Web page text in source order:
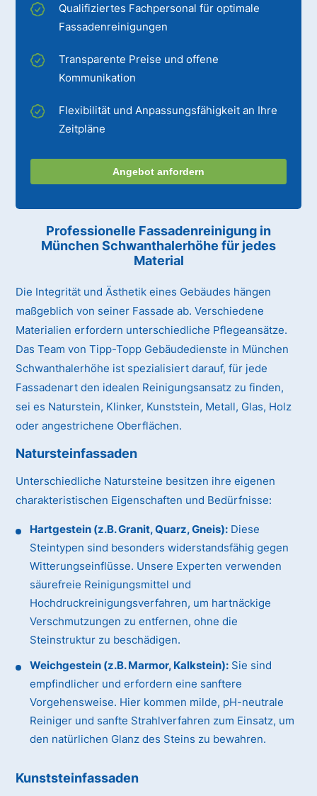
Qualifiziertes Fachpersonal für optimale
Fassadenreinigungen
Transparente Preise und offene
Kommunikation
Flexibilität und Anpassungsfähigkeit an Ihre
Zeitpläne
Angebot anfordern
Professionelle Fassadenreinigung in
München Schwanthalerhöhe für jedes
Material
Die Integrität und Ästhetik eines Gebäudes hängen
maßgeblich von seiner Fassade ab. Verschiedene
Materialien erfordern unterschiedliche Pflegeansätze.
Das Team von Tipp-Topp Gebäudedienste in München
Schwanthalerhöhe ist spezialisiert darauf, für jede
Fassadenart den idealen Reinigungsansatz zu finden,
sei es Naturstein, Klinker, Kunststein, Metall, Glas, Holz
oder angestrichene Oberflächen.
Natursteinfassaden
Unterschiedliche Natursteine besitzen ihre eigenen
charakteristischen Eigenschaften und Bedürfnisse:
Hartgestein (z.B. Granit, Quarz, Gneis): Diese
Steintypen sind besonders widerstandsfähig gegen
Witterungseinflüsse. Unsere Experten verwenden
säurefreie Reinigungsmittel und
Hochdruckreinigungsverfahren, um hartnäckige
Verschmutzungen zu entfernen, ohne die
Steinstruktur zu beschädigen.
Weichgestein (z.B. Marmor, Kalkstein): Sie sind
empfindlicher und erfordern eine sanftere
Vorgehensweise. Hier kommen milde, pH-neutrale
Reiniger und sanfte Strahlverfahren zum Einsatz, um
den natürlichen Glanz des Steins zu bewahren.
Kunststeinfassaden